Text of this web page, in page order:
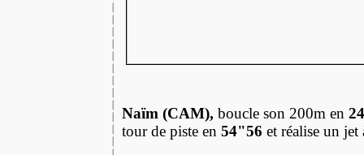
Naïm (CAM), boucle son 200m en
tour de piste en 54"56 et réalise un